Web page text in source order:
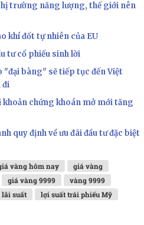
trường năng lượng, thế giới nên
khí đốt tự nhiên của EU
tư cổ phiếu sinh lời
"đại bàng" sẽ tiếp tục đến Việt
đi
khoản chứng khoán mở mới tăng
quy định về ưu đãi đầu tư đặc biệt
vàng hôm nay
giá vàng
giá vàng 9999
vàng 9999
lãi suất
lợi suất trái phiếu Mỹ